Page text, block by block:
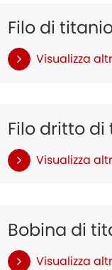
Filo di
Visualizza
Filo dritto
Visualizza
Bobina di
Visualizza